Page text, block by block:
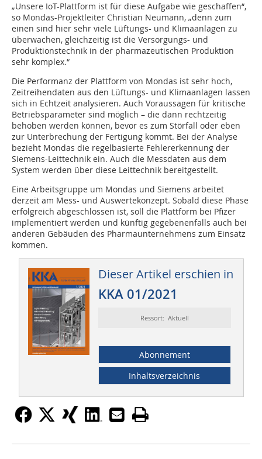
„Unsere IoT-Plattform ist für diese Aufgabe wie geschaffen“,
so Mondas-Projektleiter Christian Neumann, „denn zum
einen sind hier sehr viele Lüftungs- und Klimaanlagen zu
überwachen, gleichzeitig ist die Versorgungs- und
Produktionstechnik in der pharmazeutischen Produktion
sehr komplex.“
Die Performanz der Plattform von Mondas ist sehr hoch,
Zeitreihendaten aus den Lüftungs- und Klimaanlagen lassen
sich in Echtzeit analysieren. Auch Voraussagen für kritische
Betriebsparameter sind möglich – die dann rechtzeitig
behoben werden können, bevor es zum Störfall oder eben
zur Unterbrechung der Fertigung kommt. Bei der Analyse
bezieht Mondas die regelbasierte Fehlererkennung der
Siemens-Leittechnik ein. Auch die Messdaten aus dem
System werden über diese Leittechnik bereitgestellt.
Eine Arbeitsgruppe um Mondas und Siemens arbeitet
derzeit am Mess- und Auswertekonzept. Sobald diese Phase
erfolgreich abgeschlossen ist, soll die Plattform bei Pfizer
implementiert werden und künftig gegebenenfalls auch bei
anderen Gebäuden des Pharmaunternehmens zum Einsatz
kommen.
Dieser Artikel erschien in
KKA 01/2021
Ressort: Aktuell
Abonnement
Inhaltsverzeichnis